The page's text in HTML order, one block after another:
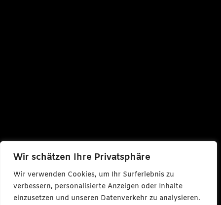
Wir schätzen Ihre Privatsphäre
Wir verwenden Cookies, um Ihr Surferlebnis zu
verbessern, personalisierte Anzeigen oder Inhalte
einzusetzen und unseren Datenverkehr zu analysieren.